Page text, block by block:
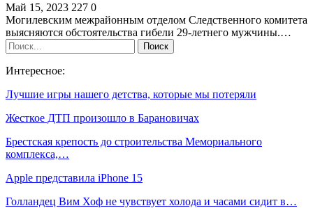
Май 15, 2023 227 0
Могилевским межрайонным отделом Следственного комитета
выясняются обстоятельства гибели 29-летнего мужчины.…
Интересное:
Лучшие игры нашего детства, которые мы потеряли
Жесткое ДТП произошло в Барановичах
Брестская крепость до строительства Мемориального
комплекса,…
Apple представила iPhone 15
Голландец Вим Хоф не чувствует холода и часами сидит в…